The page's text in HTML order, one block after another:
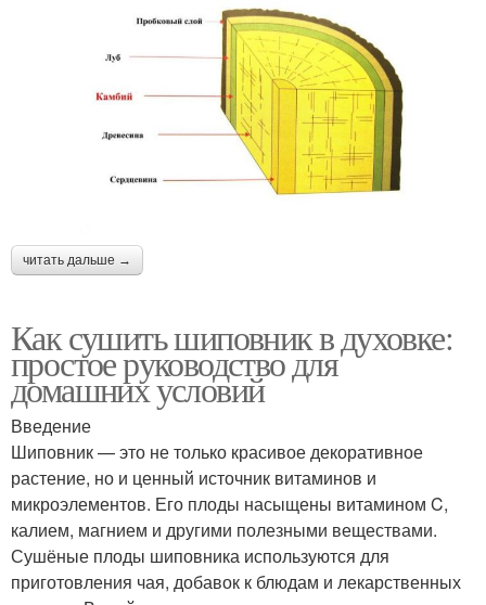
читать дальше →
Как сушить шиповник в духовке:
простое руководство для
домашних условий
Введение
Шиповник — это не только красивое декоративное
растение, но и ценный источник витаминов и
микроэлементов. Его плоды насыщены витамином C,
калием, магнием и другими полезными веществами.
Сушёные плоды шиповника используются для
приготовления чая, добавок к блюдам и лекарственных